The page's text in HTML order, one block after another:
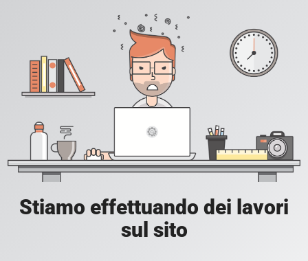
Stiamo effettuando dei lavori
sul sito